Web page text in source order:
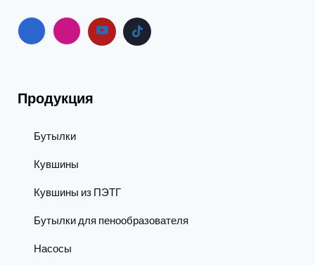
Продукция
Бутылки
Кувшины
Кувшины из ПЭТГ
Бутылки для пенообразователя
Насосы